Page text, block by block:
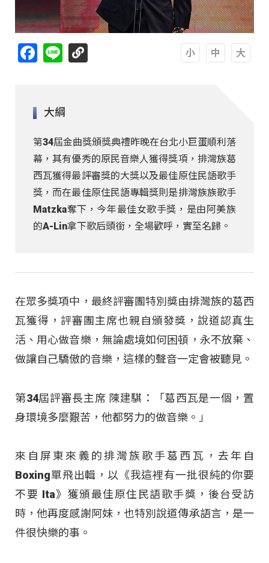
Facebook
Line
大綱
第34屆金曲獎頒獎典禮昨晚在台北小巨蛋順利落
幕，其有優秀的原民音樂人獲得獎項，排灣族葛
西瓦獲得最評審獎的大獎以及最佳原住民語歌手
獎，而在最佳原住民語專輯獎則是排灣族族歌手
Matzka奪下，今年最佳女歌手獎，是由阿美族
的A-Lin拿下歌后頭銜，全場歡呼，實至名歸。
在眾多獎項中，最終評審團特別獎由排灣族的葛西
瓦獲得，評審團主席也親自頒發獎，說道認真生
活、用心做音樂，無論處境如何困頓，永不放棄、
做讓自己驕傲的音樂，這樣的聲音一定會被聽見。
第34屆評審長主席 陳建騏：「葛西瓦是一個，置
身環境多麼艱苦，他都努力的做音樂。」
來自屏東來義的排灣族歌手葛西瓦，去年自
Boxing單飛出輯，以《我這裡有一批很純的你要
不要 Ita》獲頒最佳原住民語歌手獎，後台受訪
時，他再度感謝阿妹，也特別說道傳承語言，是一
件很快樂的事。